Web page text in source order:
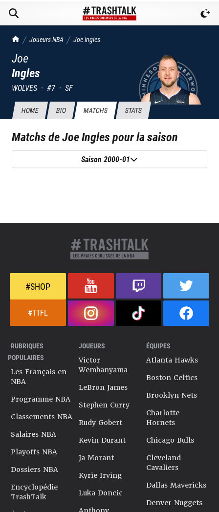
TrashTalk Actu NBA
Joueurs NBA JoeIngles
Joe
Ingles
WOLVES · #7 · SF
HOME BIO MATCHS STATS
Matchs deJoe Inglespour la saison
Saison 2000-01
#SHOP
#TTFL
RUBRIQUES
POPULAIRES
Les Français en
NBA
Programme NBA
Classements NBA
Salaires NBA
Playoffs NBA
Dossiers NBA
Encyclopédie
TrashTalk
JOUEURS
Victor
Wembanyama
LeBron James
Stephen Curry
Rudy Gobert
Kevin Durant
Ja Morant
Kyrie Irving
Luka Doncic
ÉQUIPES
Atlanta Hawks
Boston Celtics
Brooklyn Nets
Charlotte
Hornets
Chicago Bulls
Cleveland
Cavaliers
Dallas Mavericks
Denver Nuggets